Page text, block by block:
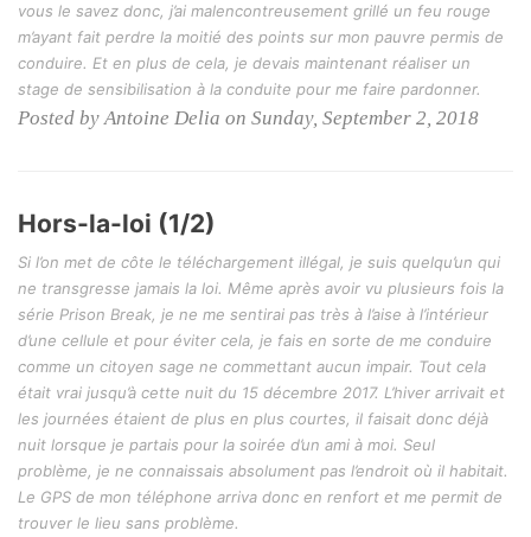
vous le savez donc, j’ai malencontreusement grillé un feu rouge
m’ayant fait perdre la moitié des points sur mon pauvre permis de
conduire. Et en plus de cela, je devais maintenant réaliser un
stage de sensibilisation à la conduite pour me faire pardonner.
Posted by Antoine Delia on Sunday, September 2, 2018
Hors-la-loi (1/2)
Si l’on met de côte le téléchargement illégal, je suis quelqu’un qui
ne transgresse jamais la loi. Même après avoir vu plusieurs fois la
série Prison Break, je ne me sentirai pas très à l’aise à l’intérieur
d’une cellule et pour éviter cela, je fais en sorte de me conduire
comme un citoyen sage ne commettant aucun impair. Tout cela
était vrai jusqu’à cette nuit du 15 décembre 2017. L’hiver arrivait et
les journées étaient de plus en plus courtes, il faisait donc déjà
nuit lorsque je partais pour la soirée d’un ami à moi. Seul
problème, je ne connaissais absolument pas l’endroit où il habitait.
Le GPS de mon téléphone arriva donc en renfort et me permit de
trouver le lieu sans problème.